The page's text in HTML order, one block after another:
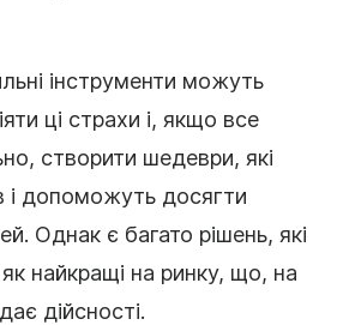
інструменти можуть
ці страхи і, якщо все
створити шедеври, які
і допоможуть досягти
Однак є багато рішень, які
найкращі на ринку, що, на
дійсності.